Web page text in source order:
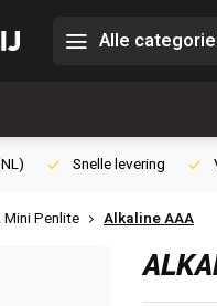
Alle
Snelle levering
Mini Penlite Alkaline AAA